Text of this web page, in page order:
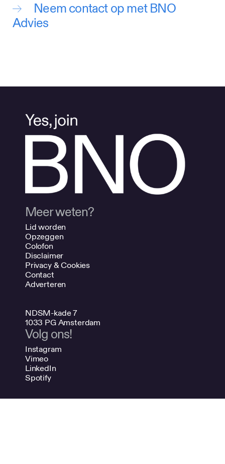
Neem contact op met BNO
Advies
Meer weten?
Lid worden
Opzeggen
Colofon
Disclaimer
Privacy & Cookies
Contact
Adverteren
NDSM-kade 7
1033 PG Amsterdam
Volg ons!
Instagram
Vimeo
LinkedIn
Spotify